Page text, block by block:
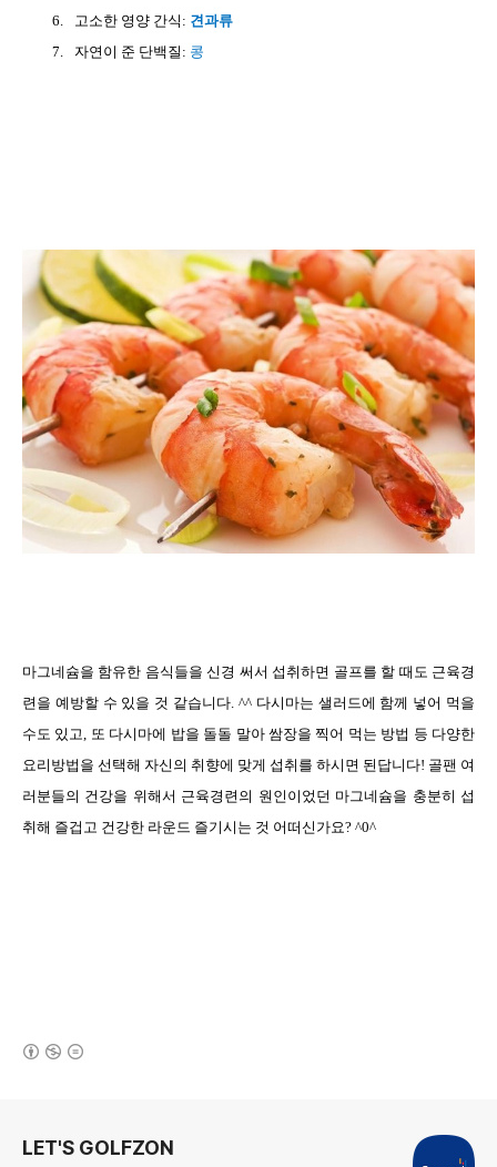
6.
고소한 영양 간식 : 견과류
7.
자연이 준 단백질 : 콩
마그네슘을 함유한 음식들을 신경 써서 섭취하면 골프를 할 때도 근육경
련을 예방할 수 있을 것 같습니다 . ^^ 다시마는 샐러드에 함께 넣어 먹을
수도 있고
또 다시마에 밥을 돌돌 말아 쌈장을 찍어 먹는 방법 등 다양한
요리방법을 선택해 자신의 취향에 맞게 섭취를 하시면 된답니다! 골팬 여
러분들의 건강을 위해서 근육경련의 원인이었던 마그네슘을 충분히 섭
취해 즐겁고 건강한 라운드 즐기시는 것 어떠신가요? ^0^
LET'S GOLFZON